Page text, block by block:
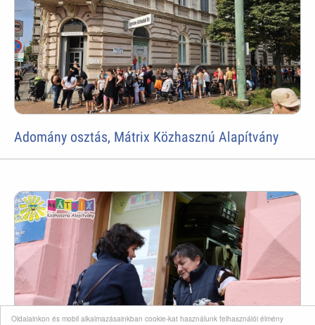
Oldalainkon és mobil alkalmazásainkban cookie-kat használunk felhasználói élmény
Adomány osztás, Mátrix Közhasznú Alapítvány